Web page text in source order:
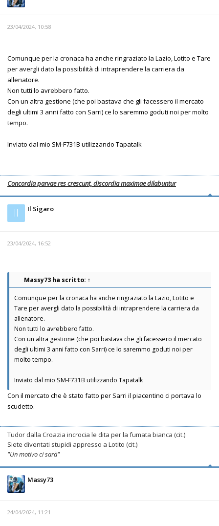
23/04/2024, 10:58
Comunque per la cronaca ha anche ringraziato la Lazio, Lotito e Tare
per avergli dato la possibilità di intraprendere la carriera da
allenatore.
Non tutti lo avrebbero fatto.
Con un altra gestione (che poi bastava che gli facessero il mercato
degli ultimi 3 anni fatto con Sarri) ce lo saremmo goduti noi per molto
tempo.
Inviato dal mio SM-F731B utilizzando Tapatalk
Concordia parvae res crescunt, discordia maximae dilabuntur
Il Il Sigaro
23/04/2024, 16:52
Massy73 ha scritto: ↑
Comunque per la cronaca ha anche ringraziato la Lazio, Lotito e
Tare per avergli dato la possibilità di intraprendere la carriera da
allenatore.
Non tutti lo avrebbero fatto.
Con un altra gestione (che poi bastava che gli facessero il mercato
degli ultimi 3 anni fatto con Sarri) ce lo saremmo goduti noi per
molto tempo.
Inviato dal mio SM-F731B utilizzando Tapatalk
Con il mercato che è stato fatto per Sarri il piacentino ci portava lo
scudetto.
Tudor dalla Croazia incrocia le dita per la fumata bianca (cit.)
Siete diventati stupidi appresso a Lotito (cit.)
"Un motivo ci sarà"
Massy73
24/04/2024, 11:21